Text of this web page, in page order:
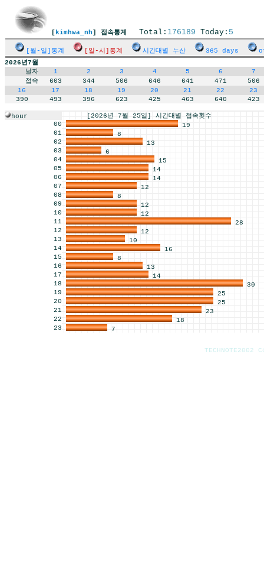
[ kimhwa_nh] 접속통계 Total: 176189 Today: 5
[월-일]통계 [일-시]통계 시간대별 누산 365 days
2026년7월
날자
1 2 3 4 5 6
7
접속
603 344 506 646 641 471
506
16
17 18 19 20 21 22
23
390
493 396 623 425 463 640 423
hour
[2026년 7월 25일] 시간대별 접속횟수
00
19
01
8
02
13
03
6
04
15
05
14
06
14
07
12
08
8
09
12
10
12
11
28
12
12
13
10
14
16
15
8
16
13
17
14
18
30
19
25
20
25
21
23
22
18
23
7